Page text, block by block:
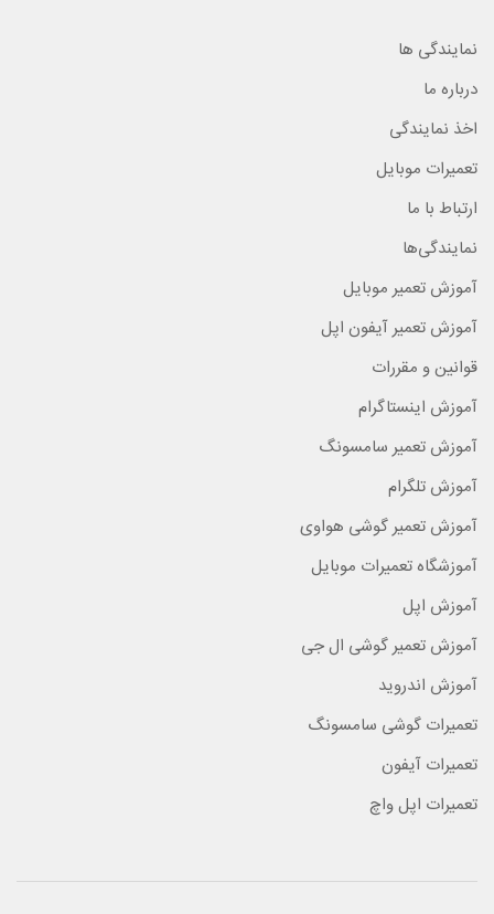
نمایندگی ها
درباره ما
اخذ نمایندگی
تعمیرات موبایل
ارتباط با ما
نمایندگی‌ها
آموزش تعمیر موبایل
آموزش تعمیر آیفون اپل
قوانین و مقررات
آموزش اینستاگرام
آموزش تعمیر سامسونگ
آموزش تلگرام
آموزش تعمیر گوشی هواوی
آموزشگاه تعمیرات موبایل
آموزش اپل
آموزش تعمیر گوشی ال جی
آموزش اندروید
تعمیرات گوشی سامسونگ
تعمیرات آیفون
تعمیرات اپل واچ